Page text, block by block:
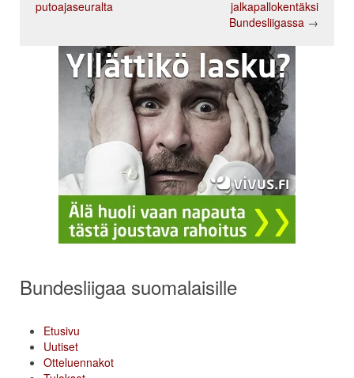
putoajaseuralta
jalkapallokentäksi
Bundesliigassa →
Bundesliigaa suomalaisille
Etusivu
Uutiset
Otteluennakot